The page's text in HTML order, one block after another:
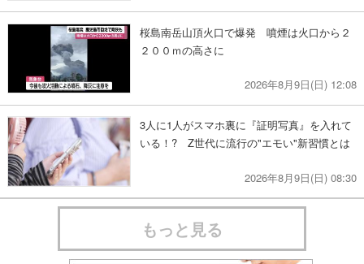
桜島南岳山頂火口で爆発 噴煙は火口から２
２００ｍの高さに
2026年8月9日(日) 12:08
3人に1人がスマホ裏に『証明写真』を入れて
いる！? Z世代に流行の"エモい"新習慣とは
2026年8月9日(日) 08:30
もっと見る